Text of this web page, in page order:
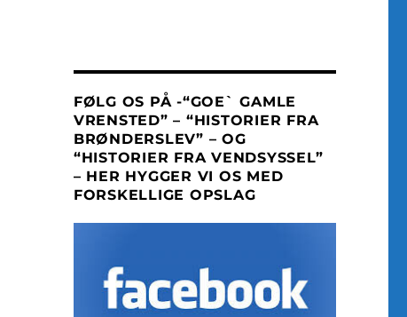
FØLG OS PÅ -“GOE` GAMLE
VRENSTED” – “HISTORIER FRA
BRØNDERSLEV” – OG
“HISTORIER FRA VENDSYSSEL”
– HER HYGGER VI OS MED
FORSKELLIGE OPSLAG